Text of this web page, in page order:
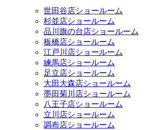
世田谷店ショールーム
杉並店ショールーム
品川旗の台店ショールーム
板橋店ショールーム
江戸川店ショールーム
練馬店ショールーム
足立店ショールーム
大田大森店ショールーム
墨田菊川店ショールーム
八王子店ショールーム
立川店ショールーム
調布店ショールーム